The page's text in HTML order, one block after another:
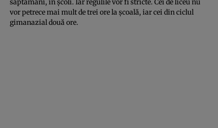
săptămâni, în școli. Iar regulile vor fi stricte. Cei de liceu nu
vor petrece mai mult de trei ore la școală, iar cei din ciclul
gimanazial două ore.